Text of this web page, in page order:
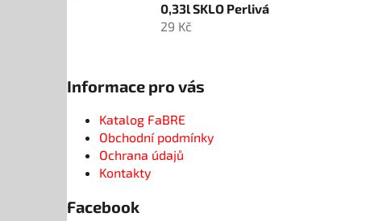
0,33l SKLO Perlivá
29 Kč
Informace pro vás
Katalog FaBRE
Obchodní podmínky
Ochrana údajů
Kontakty
Facebook